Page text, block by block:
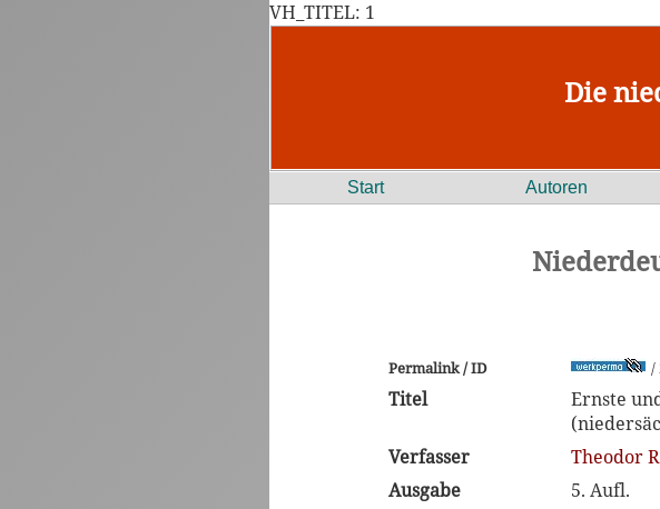
VH_TITEL: 1
Die
Start Autoren
Permalink / ID /
Titel
Ernste
Verfasser
Theodor
Ausgabe
5. Aufl.